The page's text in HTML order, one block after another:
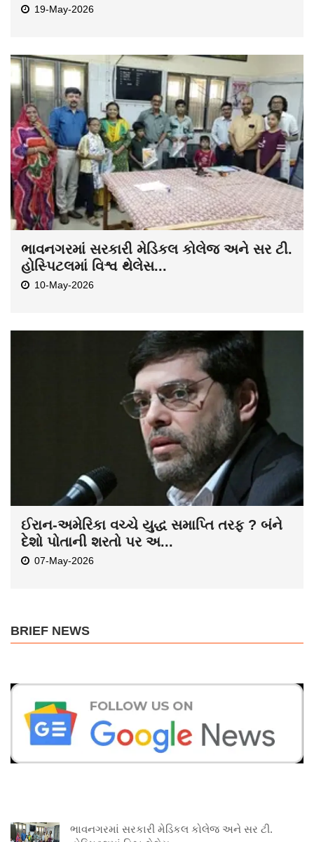
19-May-2026
ભાવનગરમાં સરકારી મેડિકલ કોલેજ અને સર ટી.
હોસ્પિટલમાં વિશ્વ થેલેસ...
10-May-2026
ઈરાન-અમેરિકા વચ્ચે યુદ્ધ સમાપ્તિ તરફ ? બંને
દેશો પોતાની શરતો પર અ...
07-May-2026
BRIEF NEWS
ભાવનગરમાં સરકારી મેડિકલ કોલેજ અને સર ટી.